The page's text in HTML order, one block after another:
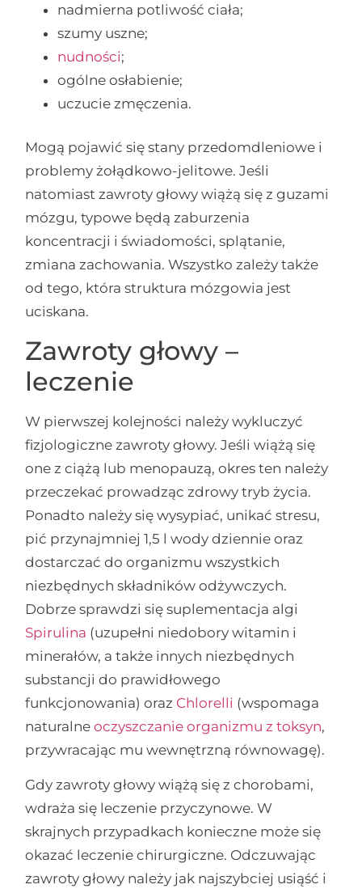
nadmierna potliwość ciała;
szumy uszne;
nudności;
ogólne osłabienie;
uczucie zmęczenia.
Mogą pojawić się stany przedomdleniowe i
problemy żołądkowo-jelitowe. Jeśli
natomiast zawroty głowy wiążą się z guzami
mózgu, typowe będą zaburzenia
koncentracji i świadomości, splątanie,
zmiana zachowania. Wszystko zależy także
od tego, która struktura mózgowia jest
uciskana.
Zawroty głowy –
leczenie
W pierwszej kolejności należy wykluczyć
fizjologiczne zawroty głowy. Jeśli wiążą się
one z ciążą lub menopauzą, okres ten należy
przeczekać prowadząc zdrowy tryb życia.
Ponadto należy się wysypiać, unikać stresu,
pić przynajmniej 1,5 l wody dziennie oraz
dostarczać do organizmu wszystkich
niezbędnych składników odżywczych.
Dobrze sprawdzi się suplementacja algi
Spirulina (uzupełni niedobory witamin i
minerałów, a także innych niezbędnych
substancji do prawidłowego
funkcjonowania) oraz Chlorelli (wspomaga
naturalneoczyszczanie organizmu z toksyn,
przywracając mu wewnętrzną równowagę).
Gdy zawroty głowy wiążą się z chorobami,
wdraża się leczenie przyczynowe. W
skrajnych przypadkach konieczne może się
okazać leczenie chirurgiczne. Odczuwając
zawroty głowy należy jak najszybciej usiąść i